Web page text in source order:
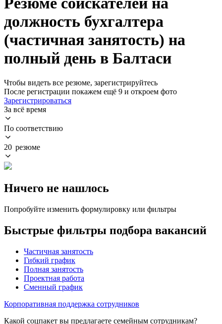
должность бухгалтера
(частичная занятость) на
полный день в Балтаси
Чтобы видеть все резюме, зарегистрируйтесь
После регистрации покажем ещё 9 и откроем фото
Зарегистрироваться
За всё время
По соответствию
20 резюме
Ничего не нашлось
Попробуйте изменить формулировку или фильтры
Быстрые фильтры подбора вакансий
Частичная занятость
Гибкий график
Полная занятость
Проектная работа
Сменный график
Корпоративная поддержка сотрудников
Какой соцпакет вы предлагаете семейным сотрудникам?